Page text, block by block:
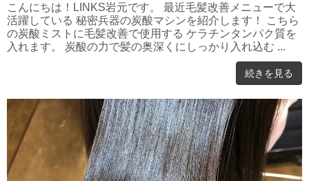
こんにちは！LINKS岩元です。 最近毛髪改善メニューで大
活躍している 秘密兵器の炭酸マシンを紹介します！ こちら
の炭酸ミストに毛髪改善で使用する ケラチンタンパク質を
入れます。 炭酸の力で髪の奥深くにしっかり入れ込む ...
続きを見る